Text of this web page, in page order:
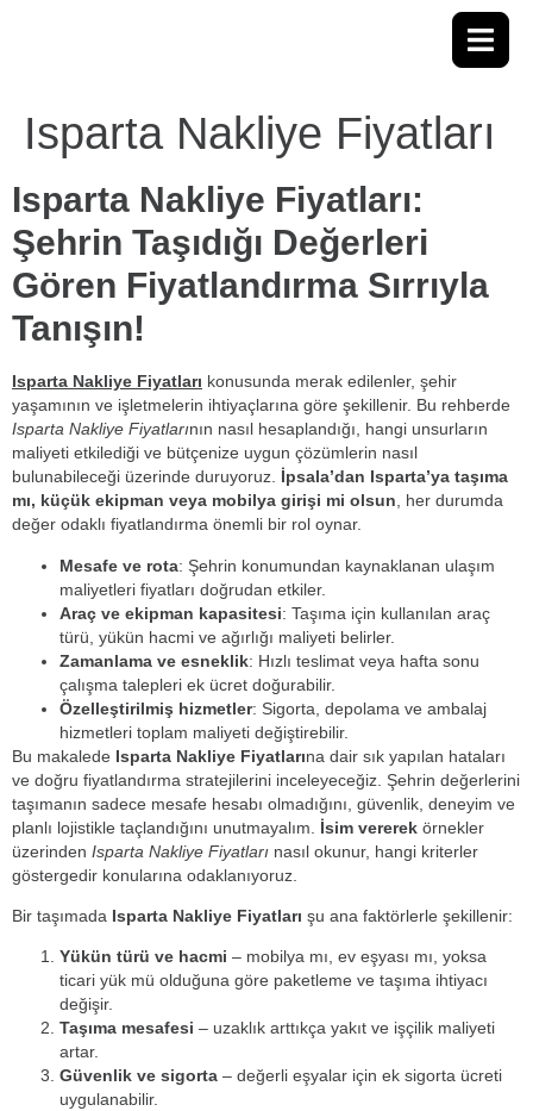
Isparta Nakliye Fiyatları
Isparta Nakliye Fiyatları:
Şehrin Taşıdığı Değerleri
Gören Fiyatlandırma Sırrıyla
Tanışın!
Isparta Nakliye Fiyatları konusunda merak edilenler, şehir
yaşamının ve işletmelerin ihtiyaçlarına göre şekillenir. Bu rehberde
Isparta Nakliye Fiyatlarının nasıl hesaplandığı, hangi unsurların
maliyeti etkilediği ve bütçenize uygun çözümlerin nasıl
bulunabileceği üzerinde duruyoruz. İpsala’dan Isparta’ya taşıma
mı, küçük ekipman veya mobilya girişi mi olsun, her durumda
değer odaklı fiyatlandırma önemli bir rol oynar.
Mesafe ve rota: Şehrin konumundan kaynaklanan ulaşım
maliyetleri fiyatları doğrudan etkiler.
Araç ve ekipman kapasitesi: Taşıma için kullanılan araç
türü, yükün hacmi ve ağırlığı maliyeti belirler.
Zamanlama ve esneklik: Hızlı teslimat veya hafta sonu
çalışma talepleri ek ücret doğurabilir.
Özelleştirilmiş hizmetler: Sigorta, depolama ve ambalaj
hizmetleri toplam maliyeti değiştirebilir.
Bu makalede Isparta Nakliye Fiyatlarına dair sık yapılan hataları
ve doğru fiyatlandırma stratejilerini inceleyeceğiz. Şehrin değerlerini
taşımanın sadece mesafe hesabı olmadığını, güvenlik, deneyim ve
planlı lojistikle taçlandığını unutmayalım. İsim vererek örnekler
üzerinden Isparta Nakliye Fiyatları nasıl okunur, hangi kriterler
göstergedir konularına odaklanıyoruz.
Bir taşımada Isparta Nakliye Fiyatları şu ana faktörlerle şekillenir:
Yükün türü ve hacmi – mobilya mı, ev eşyası mı, yoksa
ticari yük mü olduğuna göre paketleme ve taşıma ihtiyacı
değişir.
Taşıma mesafesi – uzaklık arttıkça yakıt ve işçilik maliyeti
artar.
Güvenlik ve sigorta – değerli eşyalar için ek sigorta ücreti
uygulanabilir.